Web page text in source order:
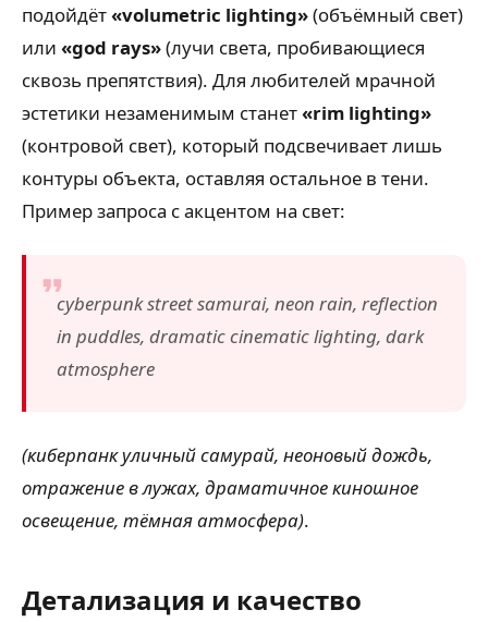
подойдёт«volumetric lighting»(объёмный свет)
или «god rays»(лучи света, пробивающиеся
сквозь препятствия). Для любителей мрачной
эстетики незаменимым станет«rim lighting»
(контровой свет), который подсвечивает лишь
контуры объекта, оставляя остальное в тени.
Пример запроса с акцентом на свет:
cyberpunk street samurai, neon rain, reflection
in puddles, dramatic cinematic lighting, dark
atmosphere
(киберпанк уличный самурай, неоновый дождь,
отражение в лужах, драматичное киношное
освещение, тёмная атмосфера).
Детализация и качество